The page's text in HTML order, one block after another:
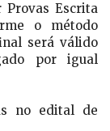
Escrita
o método
será válido
por igual
no edital de